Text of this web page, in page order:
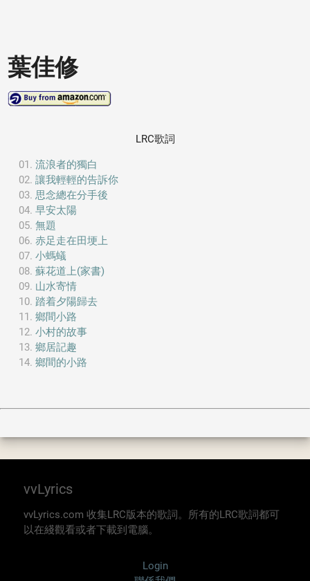
葉佳修
LRC歌詞
流浪者的獨白
讓我輕輕的告訴你
思念總在分手後
早安太陽
無題
赤足走在田埂上
小螞蟻
蘇花道上(家書)
山水寄情
踏着夕陽歸去
鄉間小路
小村的故事
鄉居記趣
鄉間的小路
vvLyrics
vvLyrics.com 收集LRC版本的歌詞。所有的LRC歌詞都可
以在綫觀看或者下載到電腦。
Login